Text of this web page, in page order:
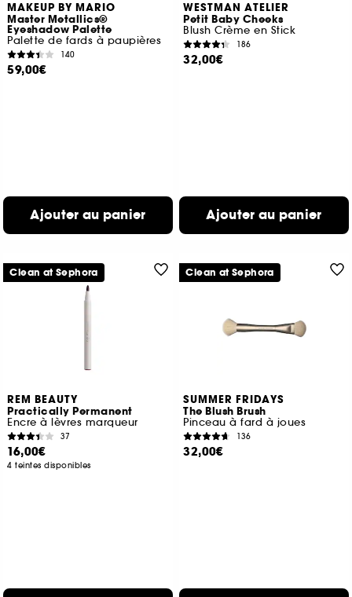
MAKEUP BY MARIO
Master Metallics®
Eyeshadow Palette
Palette de fards à paupières
140
59,00€
Ajouter au panier
WESTMAN ATELIER
Petit Baby Cheeks
Blush Crème en Stick
186
32,00€
Ajouter au panier
REM BEAUTY
Practically Permanent
Encre à lèvres marqueur
37
16,00€
4 teintes disponibles
Clean at Sephora
SUMMER FRIDAYS
The Blush Brush
Pinceau à fard à joues
136
32,00€
Clean at Sephora